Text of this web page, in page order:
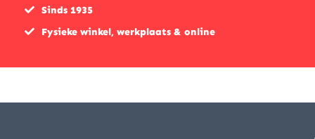
Sinds 1935
Fysieke winkel, werkplaats & online